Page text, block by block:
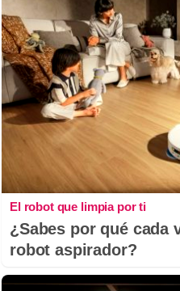
El robot que limpia por ti
¿Sabes por qué cada
robot aspirador?